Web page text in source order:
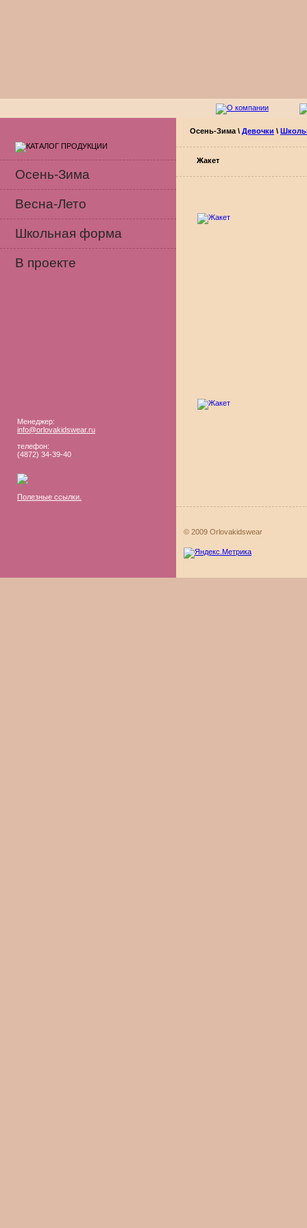
Осень-Зима
Весна-Лето
Школьная форма
В проекте
Менеджер:
info@orlovakidswear.ru
телефон:
(4872) 34-39-40
Полезные ссылки.
Осень-Зима \ Девочки \
Жакет
© 2009 Orlovakidswear